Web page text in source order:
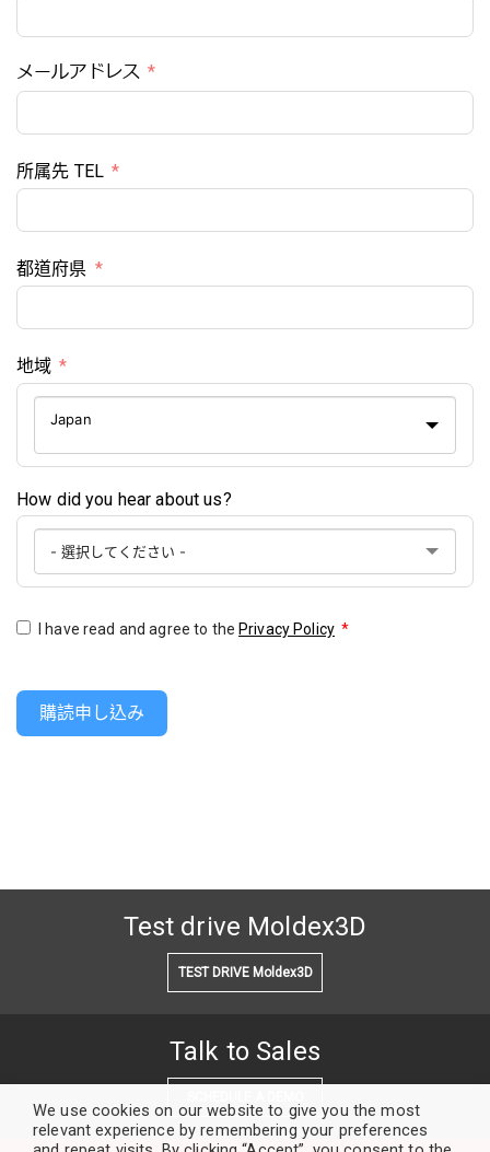
メールアドレス
所属先 TEL
都道府県
地域
Japan
How did you hear about us?
I have read and agree to the Privacy Policy *
購読申し込み
Test drive Moldex3D
TEST DRIVE Moldex3D
Talk to Sales
We use cookies on our website to give you the most
relevant experience by remembering your preferences